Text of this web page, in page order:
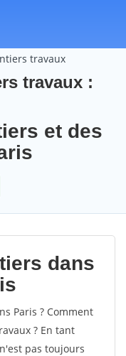
travaux
travaux :
et des
dans
Paris ? Comment
? En tant
pas toujours